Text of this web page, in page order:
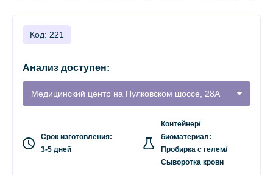
Код: 221
Анализ доступен:
Медицинский центр на Пулковском шоссе, 28А
Срок изготовления:
3-5 дней
Контейнер/
биоматериал:
Пробирка с гелем/
Сыворотка крови